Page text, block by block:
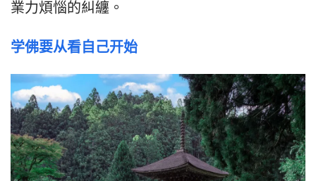
業力煩惱的糾纏。
学佛要从看自己开始